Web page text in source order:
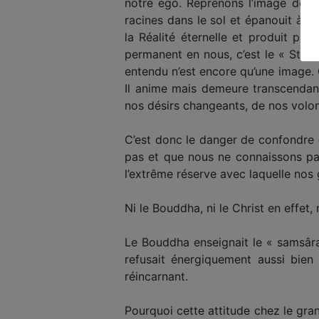
racines dans le sol et épanouit à
la Réalité éternelle et produit
permanent en nous, c’est le «
entendu n’est encore qu’une
Il anime mais demeure
nos désirs changeants, de nos
C’est donc le danger de
pas et que nous ne connaissons
l’extrême réserve avec laquelle
Ni le Bouddha, ni le Christ en effet,
Le Bouddha enseignait le «
refusait énergiquement aussi
réincarnant.
Pourquoi cette attitude chez le